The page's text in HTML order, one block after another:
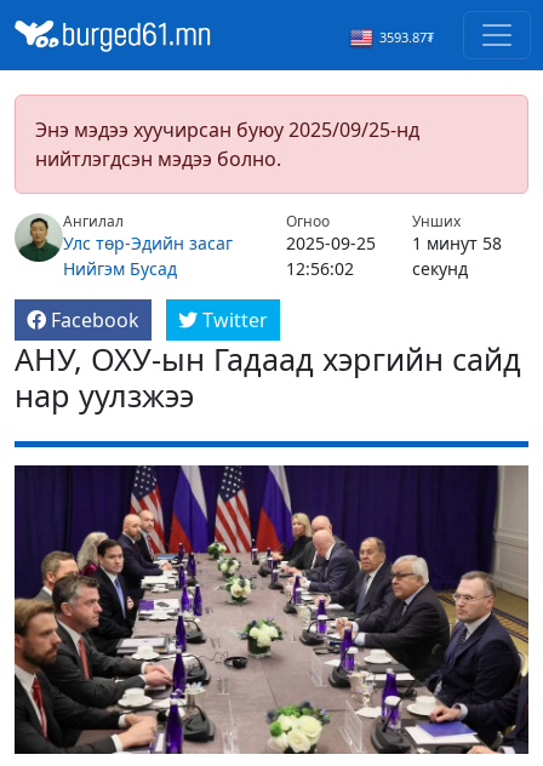
3593.87₮
Энэ мэдээ хуучирсан буюу 2025/09/25-нд
нийтлэгдсэн мэдээ болно.
Ангилал
Улс төр-Эдийн засаг
Нийгэм Бусад
Огноо
2025-09-25
12:56:02
Унших
1 минут 58
секунд
Facebook Twitter
АНУ, ОХУ-ын Гадаад хэргийн сайд
нар уулзжээ